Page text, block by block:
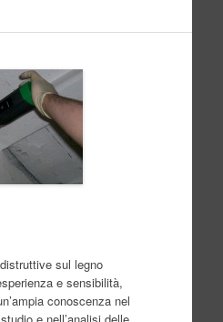
sul legno
e sensibilità,
conoscenza nel
e nell’analisi delle